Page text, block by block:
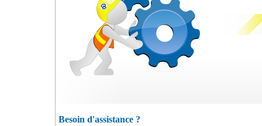
Besoin d'assistance ?